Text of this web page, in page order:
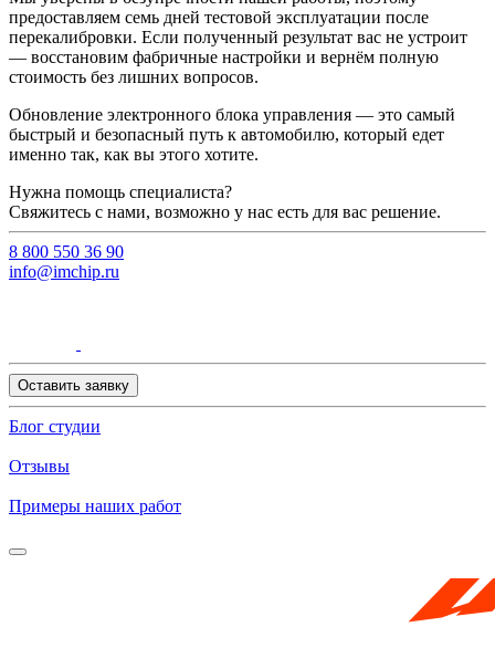
предоставляем семь дней тестовой эксплуатации после
перекалибровки. Если полученный результат вас не устроит
— восстановим фабричные настройки и вернём полную
стоимость без лишних вопросов.
Обновление электронного блока управления — это самый
быстрый и безопасный путь к автомобилю, который едет
именно так, как вы этого хотите.
Нужна помощь специалиста?
Свяжитесь с нами, возможно у нас есть для вас решение.
8 800 550 36 90
info@imchip.ru
Оставить заявку
Блог студии
Отзывы
Примеры наших работ